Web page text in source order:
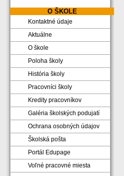
O ŠKOLE
Kontaktné údaje
Aktuálne
O škole
Poloha školy
História školy
Pracovníci školy
Kredity pracovníkov
Galéria školských podujatí
Ochrana osobných údajov
Školská pošta
Portál Edupage
Voľné pracovné miesta